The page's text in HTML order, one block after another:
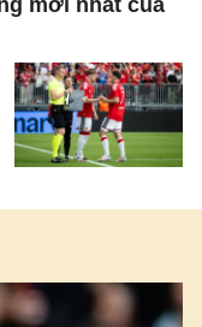
mới nhất của